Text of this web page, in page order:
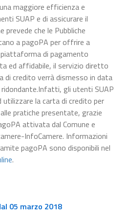
maggiore efficienza e
SUAP e di assicurare il
prevede che le Pubbliche
a pagoPA per offrire a
di pagamento
ed affidabile, il servizio diretto
di credito verrà dismesso in data
gli utenti SUAP
la carta di credito per
pratiche presentate, grazie
attivata dal Comune e
InfoCamere. Informazioni
pagoPA sono disponibili nel
.
05 marzo 2018